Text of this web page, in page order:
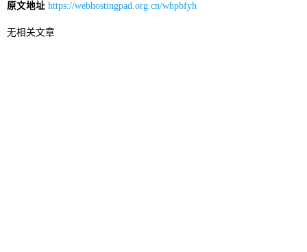
原文地址 https://webhostingpad.org.cn/whpbfyh
无相关文章